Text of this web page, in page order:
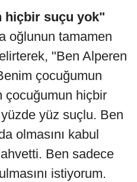
hiçbir suçu yok"
oğlunun tamamen
"Ben Alperen
çocuğumun
çocuğumun hiçbir
yüz suçlu. Ben
olmasını kabul
Ben sadece
istiyorum.